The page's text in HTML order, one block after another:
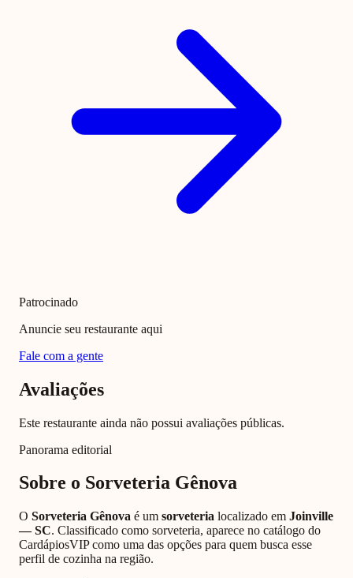
Patrocinado
Anuncie seu restaurante aqui
Fale com a gente
Avaliações
Este restaurante ainda não possui avaliações públicas.
Panorama editorial
Sobre o Sorveteria Gênova
O Sorveteria Gênova é um sorveteria localizado em Joinville
—SC. Classificado como sorveteria, aparece no catálogo do
CardápiosVIP como uma das opções para quem busca esse
perfil de cozinha na região.